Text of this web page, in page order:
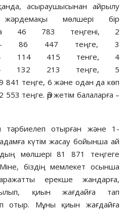
асыраушысынан айрылу
мөлшері бір
46 783 теңгені, 2
– 86 447 теңге, 3
– 114 415 тенге, 4
– 132 213 теңге, 5
841 теңге, 6 және одан да көп
теңге. Әр жетім балаларға –
тәрбиелеп отырған және 1-
адамға күтім жасау бойынша ай
мөлшері 81 871 теңгеге
біздің мемлекет осынша
ерекше жандарға,
қиын жағдайға тап
отыр. Мұны қиын жағдайға